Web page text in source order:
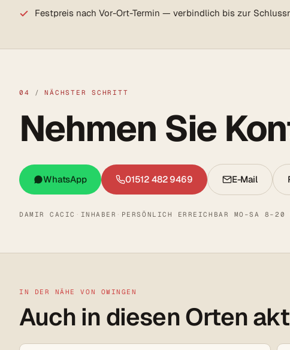
Festpreis nach Vor-Ort-Termin — verbindlich bis zur
04 / NÄCHSTER SCHRITT
Nehmen Sie
WhatsApp 01512 482 9469 E-Mail
DAMIR CACIC · INHABER · PERSÖNLICH ERREICHBAR MO–SA 8–20
IN DER NÄHE VON OWINGEN
Auch in diesen Orten